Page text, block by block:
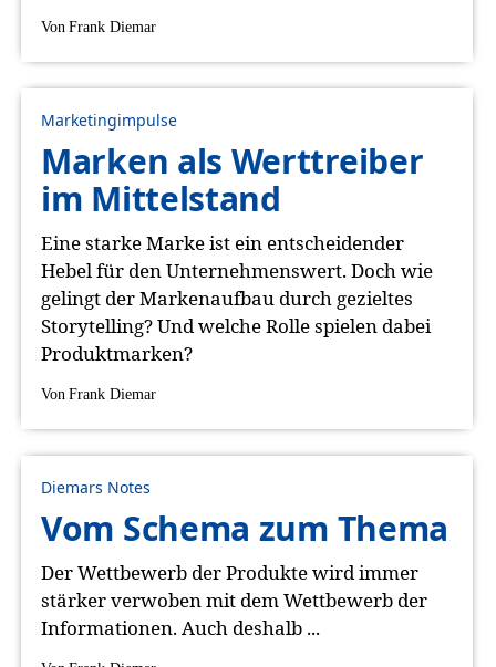
Von Frank Diemar
Marketingimpulse
Marken als Werttreiber
im Mittelstand
Eine starke Marke ist ein entscheidender
Hebel für den Unternehmenswert. Doch wie
gelingt der Markenaufbau durch gezieltes
Storytelling? Und welche Rolle spielen dabei
Produktmarken?
Von Frank Diemar
Diemars Notes
Vom Schema zum Thema
Der Wettbewerb der Produkte wird immer
stärker verwoben mit dem Wettbewerb der
Informationen. Auch deshalb ...